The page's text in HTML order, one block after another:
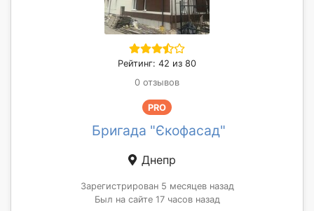
Рейтинг: 42 из 80
0 отзывов
PRO
Бригада "Єкофасад"
Днепр
Зарегистрирован 5 месяцев назад
Был на сайте 17 часов назад